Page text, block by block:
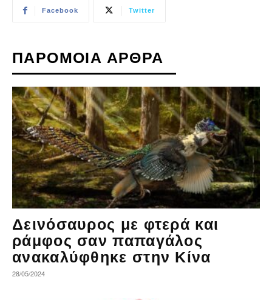
Facebook Twitter
ΠΑΡΟΜΟΙΑ ΑΡΘΡΑ
Δεινόσαυρος με φτερά και
ράμφος σαν παπαγάλος
ανακαλύφθηκε στην Κίνα
28/05/2024